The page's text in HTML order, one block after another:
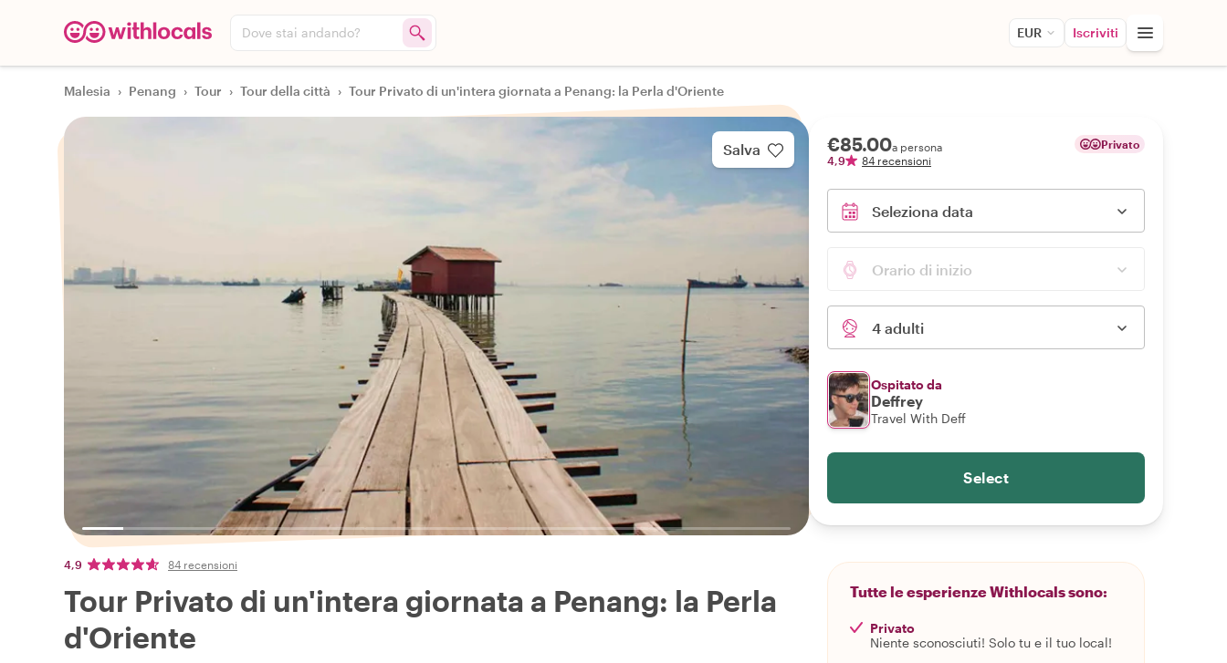
Dove stai andando? EUR Iscriviti
Malesia › Penang › Tour › Tour della città › Tour Privato di un'intera giornata a Penang: la Perla d'Oriente
Salva
4,9 84 recensioni
Tour Privato di un'intera giornata a Penang: la Perla
d'Oriente
€85.00a persona
4,9
84 recensioni
Privato
Seleziona data
Orario di inizio
4 adulti
Ospitato da
Deffrey
Travel With Deff
Select
Tutte le esperienze Withlocals sono:
Privato
Niente sconosciuti! Solo tu e il tuo local!